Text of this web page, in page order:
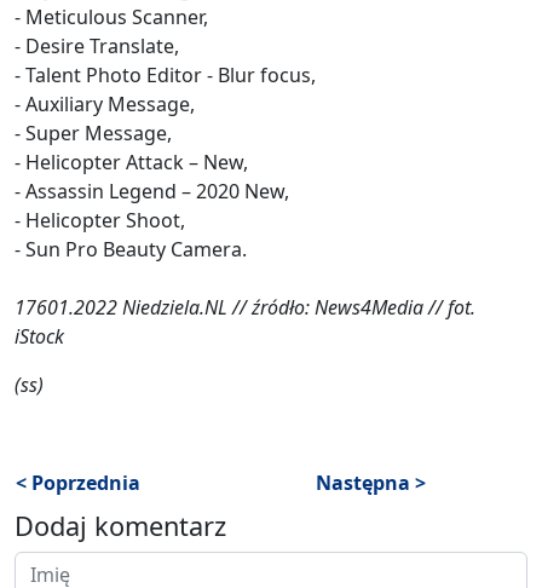
- Meticulous Scanner,
- Desire Translate,
- Talent Photo Editor - Blur focus,
- Auxiliary Message,
- Super Message,
- Helicopter Attack – New,
- Assassin Legend – 2020 New,
- Helicopter Shoot,
- Sun Pro Beauty Camera.
17601.2022 Niedziela.NL // źródło: News4Media // fot.
iStock
(ss)
< Poprzednia Następna >
Dodaj komentarz